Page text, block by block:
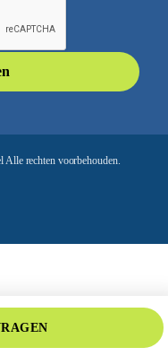
rechten voorbehouden.